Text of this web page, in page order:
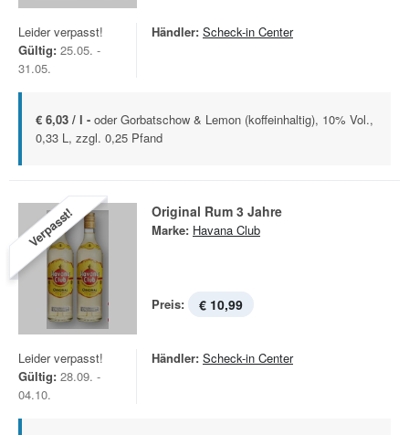
Leider verpasst!
Gültig: 25.05. -
31.05.
Händler: Scheck-in Center
€ 6,03 / l - oder Gorbatschow & Lemon (koffeinhaltig), 10% Vol.,
0,33 L, zzgl. 0,25 Pfand
Verpasst! Original Rum 3 Jahre
Marke: Havana Club
Preis: € 10,99
Leider verpasst!
Gültig: 28.09. -
04.10.
Händler: Scheck-in Center